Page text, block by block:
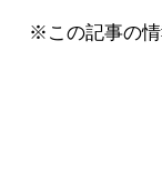
※この記事の情